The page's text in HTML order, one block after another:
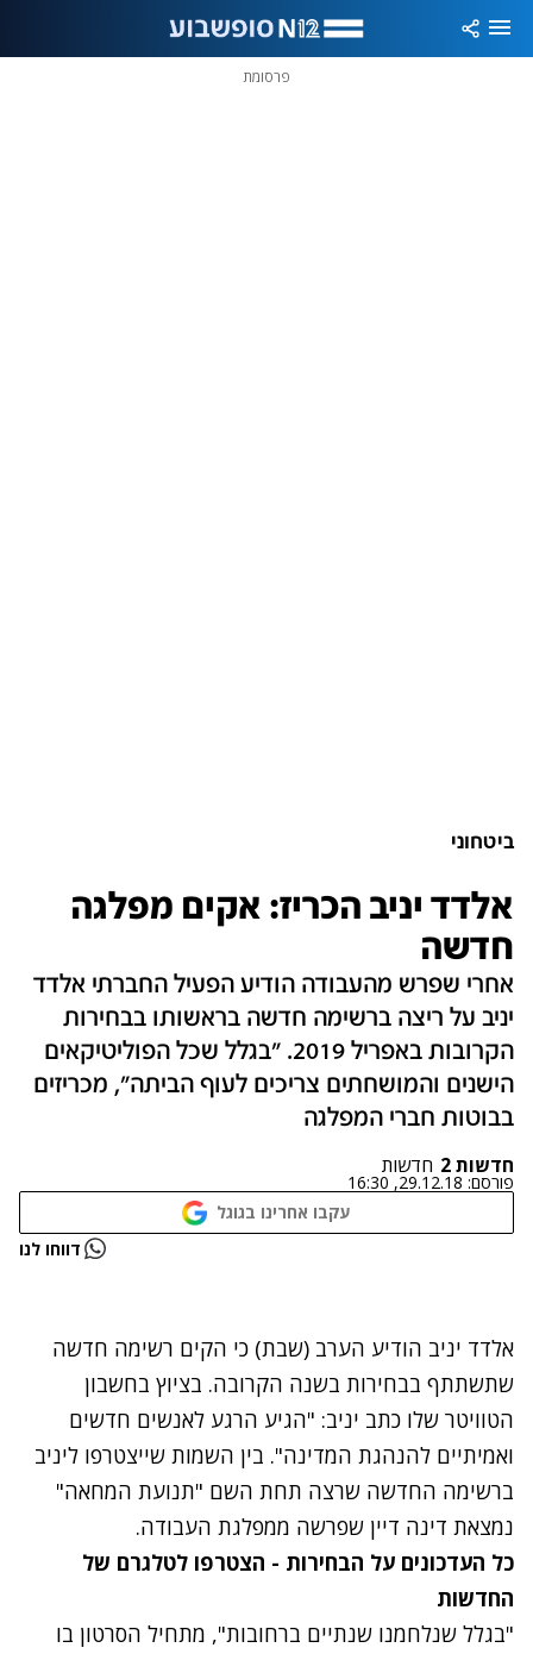
פרסומת
ביטחוני
אלדד יניב הכריז: אקים מפלגה
חדשה
אחרי שפרש מהעבודה הודיע הפעיל החברתי אלדד
יניב על ריצה ברשימה חדשה בראשותו בבחירות
הקרובות באפריל 2019. "בגלל שכל הפוליטיקאים
הישנים והמושחתים צריכים לעוף הביתה", מכריזים
בבוטות חברי המפלגה
חדשות 2 חדשות
פורסם: 29.12.18, 16:30
עקבו אחרינו בגוגל
נתקלנו בבעיה דווחו לנו
אלדד יניב הודיע הערב (שבת) כי הקים רשימה חדשה
שתשתתף בבחירות בשנה הקרובה. בציוץ בחשבון
הטוויטר שלו כתב יניב: "הגיע הרגע לאנשים חדשים
ואמיתיים להנהגת המדינה". בין השמות שייצטרפו ליניב
ברשימה החדשה שרצה תחת השם "תנועת המחאה"
נמצאת דינה דיין שפרשה ממפלגת העבודה.
כל העדכונים על הבחירות - הצטרפו לטלגרם של
החדשות
"בגלל שנלחמנו שנתיים ברחובות", מתחיל הסרטון בו